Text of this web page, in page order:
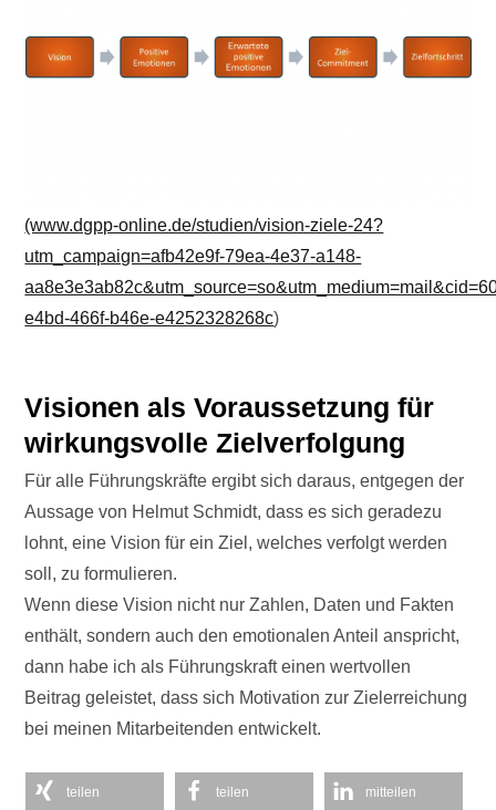
(www.dgpp-online.de/studien/vision-ziele-24?
utm_campaign=afb42e9f-79ea-4e37-a148-
e4bd-466f-b46e-e4252328268c)
Visionen als Voraussetzung für
wirkungsvolle Zielverfolgung
Für alle Führungskräfte ergibt sich daraus, entgegen der
Aussage von Helmut Schmidt, dass es sich geradezu
lohnt, eine Vision für ein Ziel, welches verfolgt werden
soll, zu formulieren.
Wenn diese Vision nicht nur Zahlen, Daten und Fakten
enthält, sondern auch den emotionalen Anteil anspricht,
dann habe ich als Führungskraft einen wertvollen
Beitrag geleistet, dass sich Motivation zur Zielerreichung
bei meinen Mitarbeitenden entwickelt.
teilen teilen mitteilen